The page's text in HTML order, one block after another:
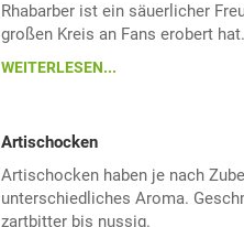
Rhabarber ist ein säuerlicher
großen Kreis an Fans erobert hat.
WEITERLESEN...
Artischocken
Artischocken haben je nach
unterschiedliches Aroma.
zartbitter bis nussig.